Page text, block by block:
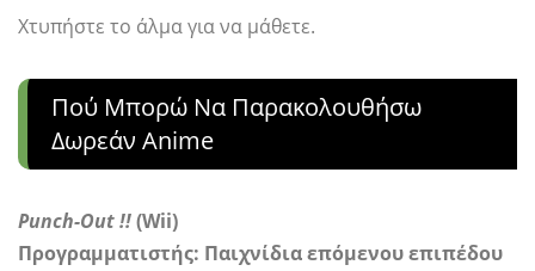
Χτυπήστε το άλμα για να μάθετε.
Πού Μπορώ Να Παρακολουθήσω
Δωρεάν Anime
Punch-Out !!(Wii)
Προγραμματιστής: Παιχνίδια επόμενου επιπέδου